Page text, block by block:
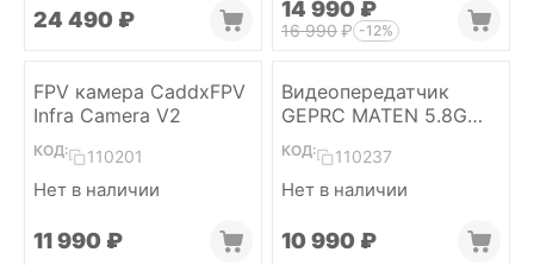
24 490 ₽ 14 990 ₽
16 990₽ -12%
FPV камера CaddxFPV
Infra Camera V2
КОД: 110201
Нет в наличии
11 990 ₽
Видеопередатчик
GEPRC MATEN 5.8G
5W VTX PRO
КОД: 110237
Нет в наличии
10 990 ₽